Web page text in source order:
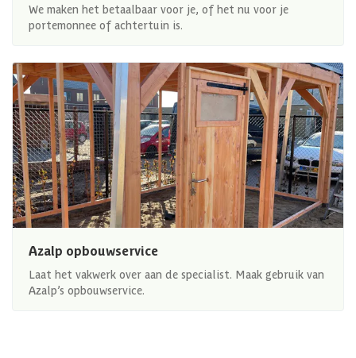
We maken het betaalbaar voor je, of het nu voor je
portemonnee of achtertuin is.
Azalp opbouwservice
Laat het vakwerk over aan de specialist. Maak gebruik van
Azalp’s opbouwservice.